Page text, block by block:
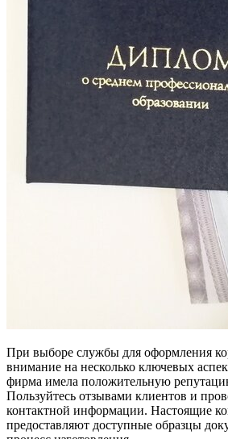
При выборе службы для оформления
внимание на несколько ключевых
фирма имела положительную
Пользуйтесь отзывами клиентов и
контактной информации. Настоящие
предоставляют доступные образцы